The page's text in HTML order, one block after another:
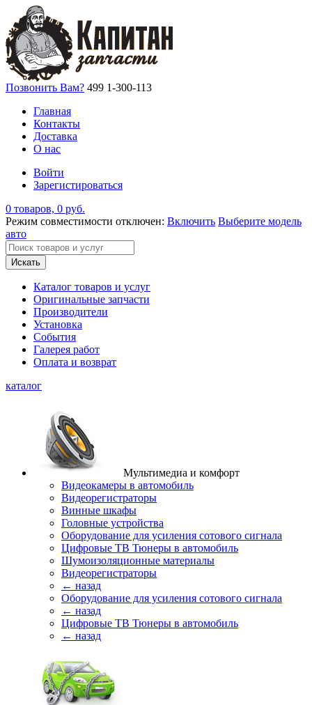
Позвонить Вам? 499 1-300-113
Главная
Контакты
Доставка
О нас
Войти
Зарегистироваться
0 товаров, 0 руб.
Режим совместимости отключен: Включить Выберите модель
авто
Искать
Каталог товаров и услуг
Оригинальные запчасти
Производители
Установка
События
Галерея работ
Оплата и возврат
каталог
Мультимедиа и комфорт
Видеокамеры в автомобиль
Видеорегистраторы
Винные шкафы
Головные устройства
Оборудование для усиления сотового сигнала
Цифровые ТВ Тюнеры в автомобиль
Шумоизоляционные материалы
Видеорегистраторы
← назад
Оборудование для усиления сотового сигнала
← назад
Цифровые ТВ Тюнеры в автомобиль
← назад